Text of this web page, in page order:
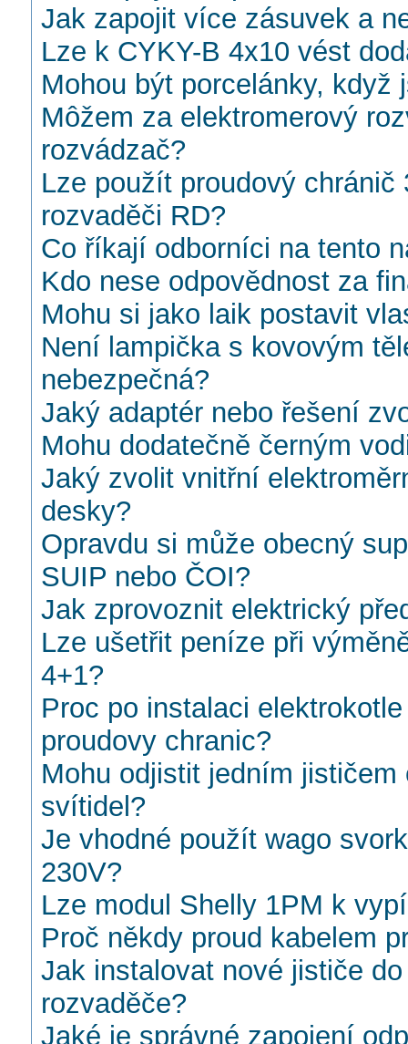
Jak zapojit více zásuvek a
Lze k CYKY-B 4x10 vést
Mohou být porcelánky, když
Môžem za elektromerový
rozvádzač?
Lze použít proudový
rozvaděči RD?
Co říkají odborníci na tento
Kdo nese odpovědnost za
Mohu si jako laik postavit
Není lampička s kovovým
nebezpečná?
Jaký adaptér nebo řešení
Mohu dodatečně černým
Jaký zvolit vnitřní
desky?
Opravdu si může obecný
SUIP nebo ČOI?
Jak zprovoznit elektrický
Lze ušetřit peníze při
4+1?
Proc po instalaci
proudovy chranic?
Mohu odjistit jedním
svítidel?
Je vhodné použít wago
230V?
Lze modul Shelly 1PM k
Proč někdy proud kabelem
Jak instalovat nové jističe
rozvaděče?
Jaké je správné zapojení